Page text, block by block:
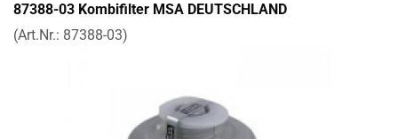
87388-​03 Kom­bi­fil­ter MSA DEUTSCH­LAND
(Art.Nr.: 87388-​03)